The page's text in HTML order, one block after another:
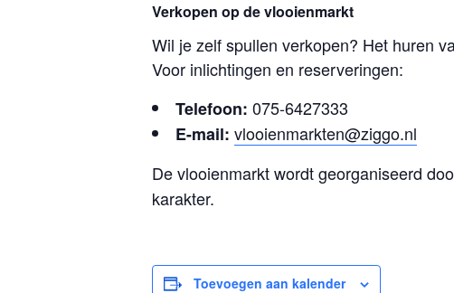
Verkopen op de vlooienmarkt
Wil je zelf spullen verkopen? Het huren
Voor inlichtingen en reserveringen:
Telefoon: 075-6427333
E-mail: vlooienmarkten@ziggo.nl
De vlooienmarkt wordt georganiseerd
karakter.
Toevoegen aan kalender